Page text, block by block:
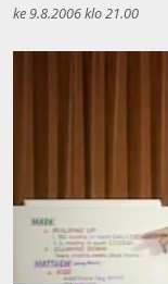
ke 9.8.2006 klo 21.00